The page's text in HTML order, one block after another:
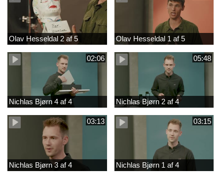
Olav Hesseldal 2 af 5 Olav Hesseldal 1 af 5
02:06
Nichlas Bjørn 4 af 4
05:48
Nichlas Bjørn 2 af 4
03:13
Nichlas Bjørn 3 af 4
03:15
Nichlas Bjørn 1 af 4